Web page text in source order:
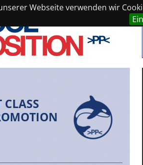
Webseite verwenden wir
CLASS